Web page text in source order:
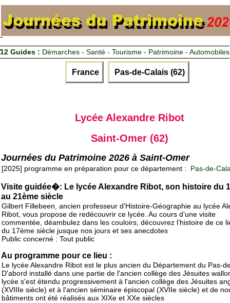
12 Guides : Démarches - Santé - Tourisme - Patrimoine - Automobiles
France Pas-de-Calais (62)
Lycée Alexandre Ribot
Saint-Omer (62)
Journées du Patrimoine 2026 à Saint-Omer
[2025] programme en préparation pour ce département : Pas-de-
Visite guidée�: Le lycée Alexandre Ribot, son histoire du
au 21ème siècle
Gilbert Fillebeen, ancien professeur d’Histoire-Géographie au lycée
Ribot, vous propose de redécouvrir ce lycée. Au cours d’une visite
commentée, déambulez dans les couloirs, découvrez l’histoire de ce
du 17ème siècle jusque nos jours et ses anecdotes
Public concerné : Tout public
Au programme pour ce lieu :
Le lycée Alexandre Ribot est le plus ancien du Département du Pas-
D'abord installé dans une partie de l'ancien collège des Jésuites
lycée s'est étendu progressivement à l'ancien collège des Jésuites
(XVIIIe siècle) et à l'ancien séminaire épiscopal (XVIIe siècle) et de
bâtiments ont été réalisés aux XIXe et XXe siècles